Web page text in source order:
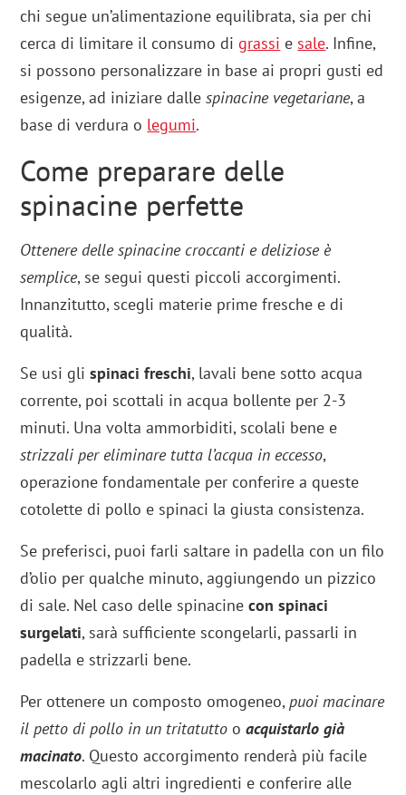
chi segue un’alimentazione equilibrata, sia per chi
cerca di limitare il consumo digrassi e sale. Infine,
si possono personalizzare in base ai propri gusti ed
esigenze, ad iniziare dallespinacine vegetariane, a
base di verdura o legumi.
Come preparare delle
spinacine perfette
Ottenere delle spinacine croccanti e deliziose è
semplice, se segui questi piccoli accorgimenti.
Innanzitutto, scegli materie prime fresche e di
qualità.
Se usi glispinaci freschi, lavali bene sotto acqua
corrente, poi scottali in acqua bollente per 2-3
minuti. Una volta ammorbiditi, scolali bene e
strizzali per eliminare tutta l’acqua in eccesso,
operazione fondamentale per conferire a queste
cotolette di pollo e spinaci la giusta consistenza.
Se preferisci, puoi farli saltare in padella con un filo
d’olio per qualche minuto, aggiungendo un pizzico
di sale. Nel caso delle spinacinecon spinaci
surgelati, sarà sufficiente scongelarli, passarli in
padella e strizzarli bene.
Per ottenere un composto omogeneo,puoi macinare
il petto di pollo in un tritatutto o acquistarlo già
macinato. Questo accorgimento renderà più facile
mescolarlo agli altri ingredienti e conferire alle